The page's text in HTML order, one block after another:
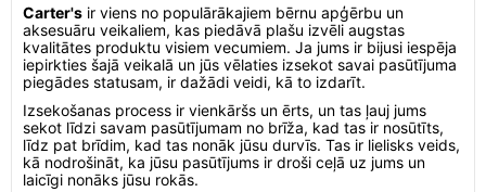
Carter's ir viens no populārākajiem bērnu apģērbu un
aksesuāru veikaliem, kas piedāvā plašu izvēli augstas
kvalitātes produktu visiem vecumiem. Ja jums ir bijusi iespēja
iepirkties šajā veikalā un jūs vēlaties izsekot savai pasūtījuma
piegādes statusam, ir dažādi veidi, kā to izdarīt.
Izsekošanas process ir vienkāršs un ērts, un tas ļauj jums
sekot līdzi savam pasūtījumam no brīža, kad tas ir nosūtīts,
līdz pat brīdim, kad tas nonāk jūsu durvīs. Tas ir lielisks veids,
kā nodrošināt, ka jūsu pasūtījums ir droši ceļā uz jums un
laicīgi nonāks jūsu rokās.